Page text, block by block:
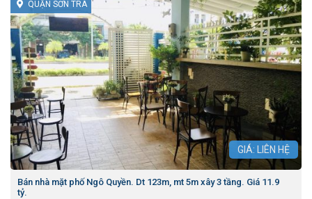
QUẬN SƠN TRÀ
GIÁ: LIÊN HỆ
Bán nhà mặt phố Ngô Quyền. Dt 123m, mt 5m xây 3 tầng. Giá 11.9
tỷ.